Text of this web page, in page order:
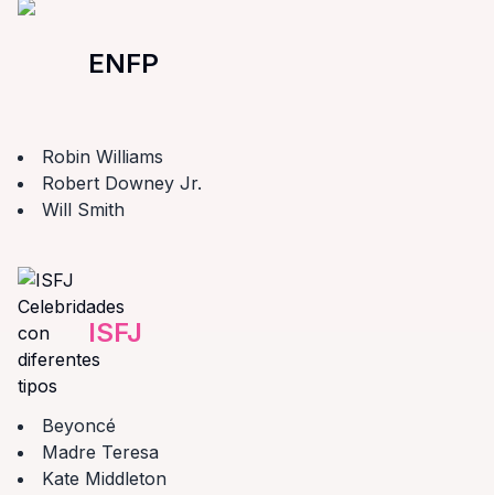
ENFP
Robin Williams
Robert Downey Jr.
Will Smith
ISFJ
Beyoncé
Madre Teresa
Kate Middleton